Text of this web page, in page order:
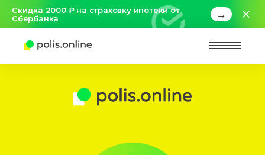
Скидка 2000 ₽ на страховку ипотеки от
Сбербанка
→